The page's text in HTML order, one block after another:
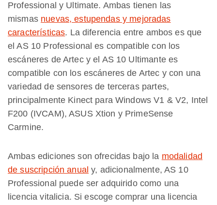
Professional y Ultimate. Ambas tienen las
mismas nuevas, estupendas y mejoradas
características. La diferencia entre ambos es que
el AS 10 Professional es compatible con los
escáneres de Artec y el AS 10 Ultimante es
compatible con los escáneres de Artec y con una
variedad de sensores de terceras partes,
principalmente Kinect para Windows V1 & V2, Intel
F200 (IVCAM), ASUS Xtion y PrimeSense
Carmine.
Ambas ediciones son ofrecidas bajo la modalidad
de suscripción anual y, adicionalmente, AS 10
Professional puede ser adquirido como una
licencia vitalicia. Si escoge comprar una licencia